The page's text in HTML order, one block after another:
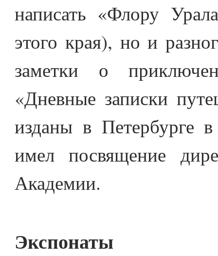
написать «Флору
этого края), но и
заметки о
«Дневные записки
изданы в Петербурге
имел посвящение
Академии.
Экспонаты